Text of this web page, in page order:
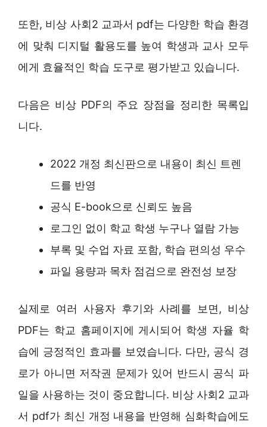
또한, 비상 사회2 교과서 pdf는 다양한 학습 환경
에 맞춰 디지털 활용도를 높여 학생과 교사 모두
에게 효율적인 학습 도구로 평가받고 있습니다.
다음은 비상 PDF의 주요 장점을 정리한 목록입
니다.
2022 개정 최신판으로 내용이 최신 트렌
드를 반영
공식 E-book으로 신뢰도 높음
로그인 없이 학교 학생 누구나 열람 가능
부록 및 수업 자료 포함, 학습 편의성 우수
파일 용량과 목차 점검으로 완전성 보장
실제로 여러 사용자 후기와 사례를 보면, 비상
PDF는 학교 홈페이지에 게시되어 학생 자율 학
습에 긍정적인 효과를 보였습니다. 다만, 공식 경
로가 아니면 저작권 문제가 있어 반드시 공식 파
일을 사용하는 것이 중요합니다. 비상 사회2 교과
서 pdf가 최신 개정 내용을 반영해 심화학습에도